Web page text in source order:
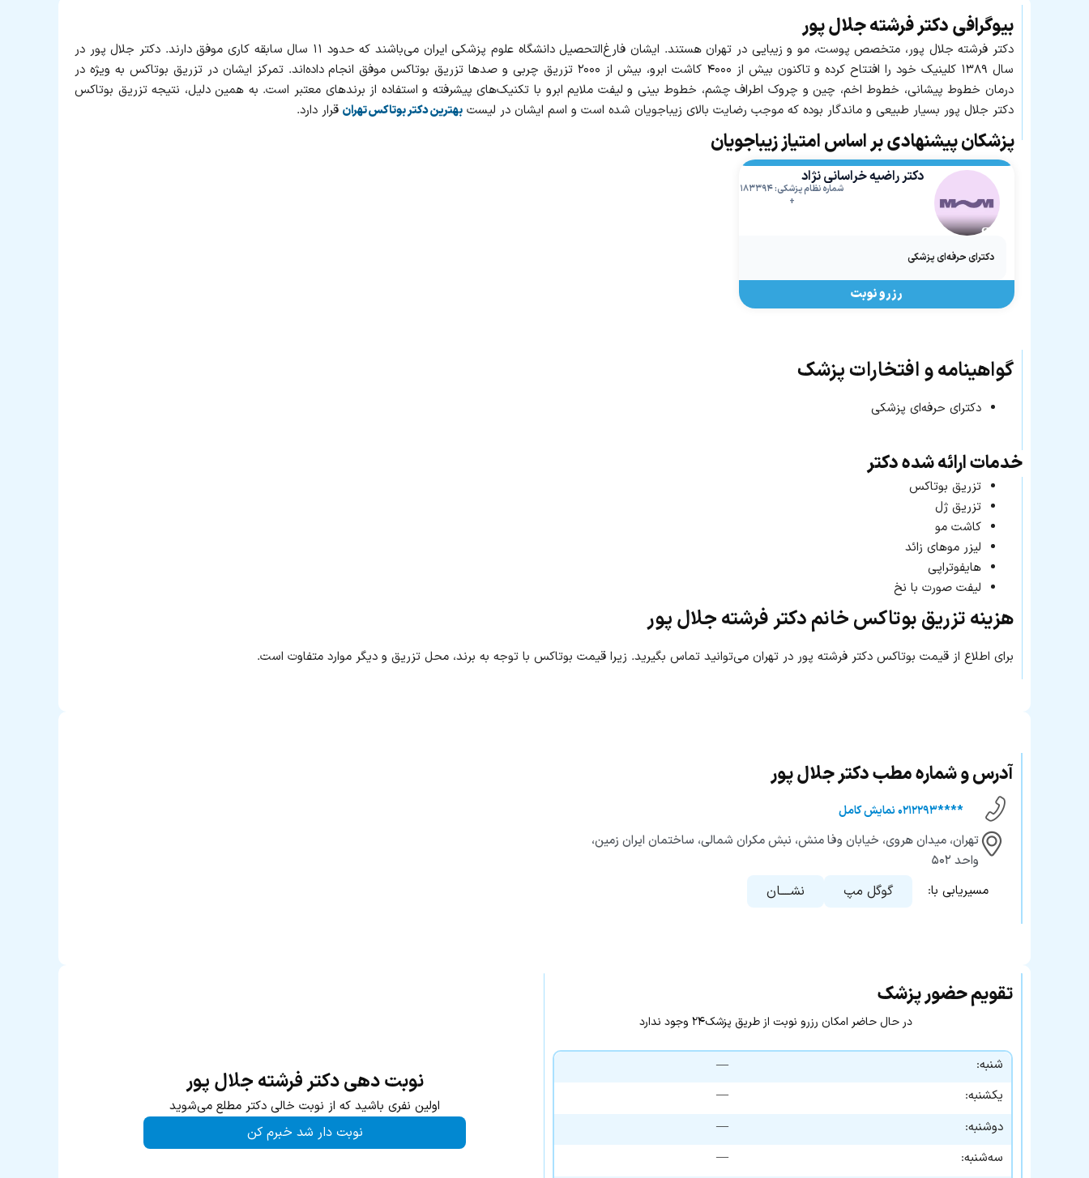
بیوگرافی دکتر فرشته جلال پور
دکتر فرشته جلال‌ پور، متخصص پوست، مو و زیبایی در تهران هستند. ایشان فارغ‌التحصیل دانشگاه علوم پزشکی ایران می‌باشند که حدود ۱۱ سال سابقه کاری موفق دارند. دکتر جلال پور در
سال ۱۳۸۹ کلینیک خود را افتتاح کرده و تاکنون بیش از ۴۰۰۰ کاشت ابرو، بیش از ۲۰۰۰ تزریق چربی و صدها تزریق بوتاکس موفق انجام داده‌اند. تمرکز ایشان در تزریق بوتاکس به‌ ویژه در
درمان خطوط پیشانی، خطوط اخم، چین‌ و چروک اطراف چشم، خطوط بینی و لیفت ملایم ابرو با تکنیک‌های پیشرفته و استفاده از برندهای معتبر است. به همین دلیل، نتیجه تزریق بوتاکس
دکتر جلال پور بسیار طبیعی و ماندگار بوده که موجب رضایت بالای زیباجویان شده است و اسم ایشان در لیست بهترین دکتر بوتاکس تهران قرار دارد.
پزشکان پیشنهادی بر اساس امتیاز زیباجویان
دکتر راضیه خراسانی نژاد
شماره نظام پزشکی: ۱۸۳۳۹۴
+
دکترای حرفه‌ای پزشکی
رزرو نوبت
گواهینامه و افتخارات پزشک
دکترای حرفه‌ای پزشکی
خدمات ارائه شده دکتر
تزریق بوتاکس
تزریق ژل
کاشت مو
لیزر موهای زائد
هایفوتراپی
لیفت صورت با نخ
هزینه تزریق بوتاکس خانم دکتر فرشته جلال پور
برای اطلاع از قیمت بوتاکس دکتر فرشته پور در تهران می‌توانید تماس بگیرید. زیرا قیمت بوتاکس با توجه به برند، محل تزریق و دیگر موارد متفاوت است.
آدرس و شماره مطب دکتر جلال پور
****۰۲۱۲۲۹۳ نمایش کامل
تهران، میدان هروی، خیابان وفا منش، نبش مکران شمالی، ساختمان ایران زمین،
واحد ۵۰۲
مسیریابی با:
گوگل مپ نشــــان
تقویم حضور پزشک
در حال حاضر امکان رزرو نوبت از طریق پزشک۲۴ وجود ندارد
شنبه:
—
یکشنبه:
—
دوشنبه:
—
سه‌شنبه:
—
نوبت دهی دکتر فرشته جلال پور
اولین نفری باشید که از نوبت خالی دکتر مطلع می‌شوید
نوبت دار شد خبرم کن